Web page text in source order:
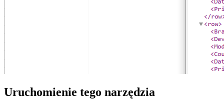
Uruchomienie tego narzędzia